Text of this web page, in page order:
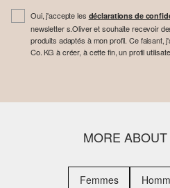
Oui, j'accepte les déclarations de
newsletter s.Oliver et souhaite recevoir
produits adaptés à mon profil. Ce faisant,
Co. KG à créer, à cette fin, un profil
MORE
Femmes